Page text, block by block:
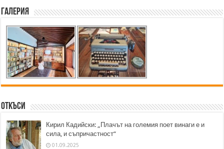
Галерия
Откъси
Кирил Кадийски: „Плачът на големия поет винаги е и
сила, и съпричастност“
01.09.2025